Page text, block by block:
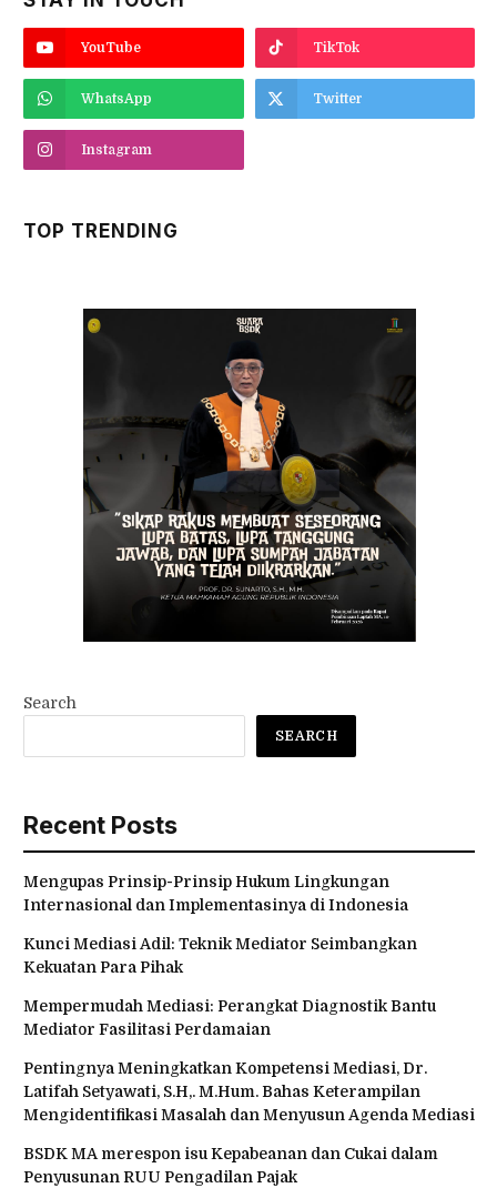
YouTube TikTok
WhatsApp Twitter
Instagram
TOP TRENDING
Search
SEARCH
Recent Posts
Mengupas Prinsip-Prinsip Hukum Lingkungan
Internasional dan Implementasinya di Indonesia
Kunci Mediasi Adil: Teknik Mediator Seimbangkan
Kekuatan Para Pihak
Mempermudah Mediasi: Perangkat Diagnostik Bantu
Mediator Fasilitasi Perdamaian
Pentingnya Meningkatkan Kompetensi Mediasi, Dr.
Latifah Setyawati, S.H,. M.Hum. Bahas Keterampilan
Mengidentifikasi Masalah dan Menyusun Agenda Mediasi
BSDK MA merespon isu Kepabeanan dan Cukai dalam
Penyusunan RUU Pengadilan Pajak